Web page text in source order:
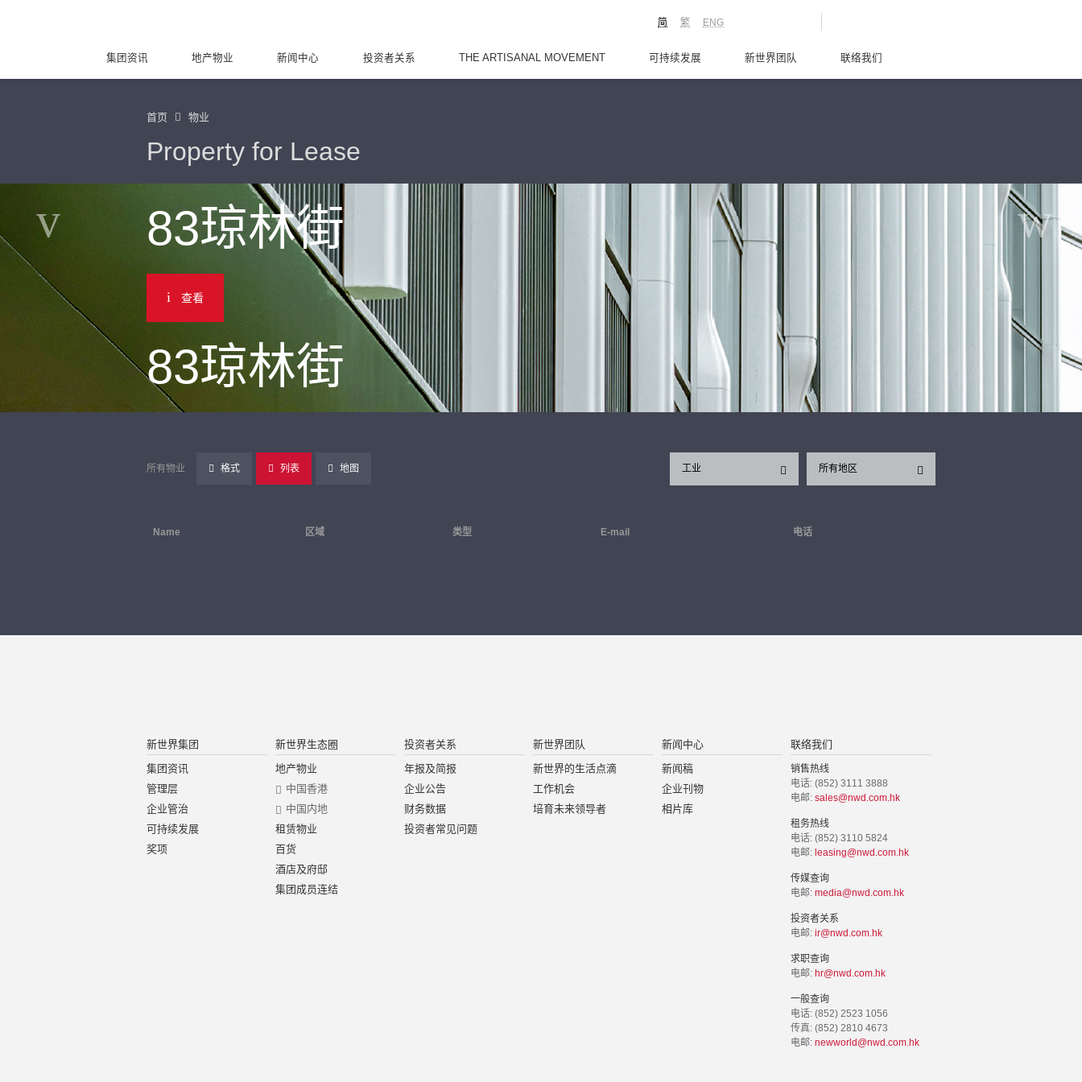
ENG
繁
简
集团资讯 地产物业 新闻中心 投资者关系 THE ARTISANAL MOVEMENT 可持续发展 新世界团队 联络我们
首页 物业
Property for Lease
83琼林街
查看
83琼林街
所有物业 格式 列表 地图 所有地区
工业
Name 区域 类型 E-mail 电话
新世界集团
集团资讯
管理层
企业管治
可持续发展
奖项
新世界生态圈
地产物业
中国香港
中国内地
租赁物业
百货
酒店及府邸
集团成员连结
投资者关系
年报及简报
企业公告
财务数据
投资者常见问题
新世界团队
新世界的生活点滴
工作机会
培育未来领导者
新闻中心
新闻稿
企业刊物
相片库
联络我们
销售热线
电话: (852) 3111 3888
电邮: sales@nwd.com.hk
租务热线
电话: (852) 3110 5824
电邮: leasing@nwd.com.hk
传媒查询
电邮: media@nwd.com.hk
投资者关系
电邮: ir@nwd.com.hk
求职查询
电邮: hr@nwd.com.hk
一般查询
电话: (852) 2523 1056
传真: (852) 2810 4673
电邮: newworld@nwd.com.hk